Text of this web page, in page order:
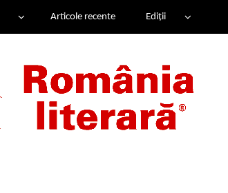
Articole recente Ediții